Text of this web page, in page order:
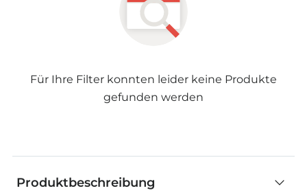
Für Ihre Filter konnten leider keine Produkte
gefunden werden
Produktbeschreibung